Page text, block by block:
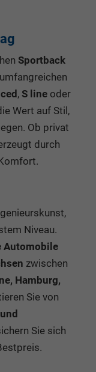
Sportback
, S lineoder
Wert auf Stil,
Ob privat
durch
Niveau.
Automobile
zwischen
Hamburg,
Sie von
Sie sich